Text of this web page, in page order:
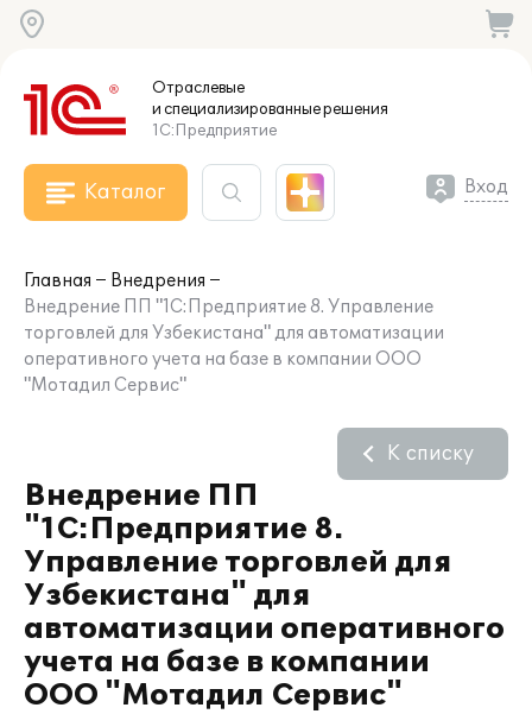
Отраслевые
и специализированныерешения
1С:Предприятие
Каталог Вход
Главная
Внедрения
Внедрение ПП "1С:Предприятие 8. Управление
торговлей для Узбекистана" для автоматизации
оперативного учета на базе в компании ООО
"Мотадил Сервис"
Внедрение ПП
"1С:Предприятие 8.
Управление торговлей для
Узбекистана" для
автоматизации оперативного
учета на базе в компании
ООО "Мотадил Сервис"
К списку